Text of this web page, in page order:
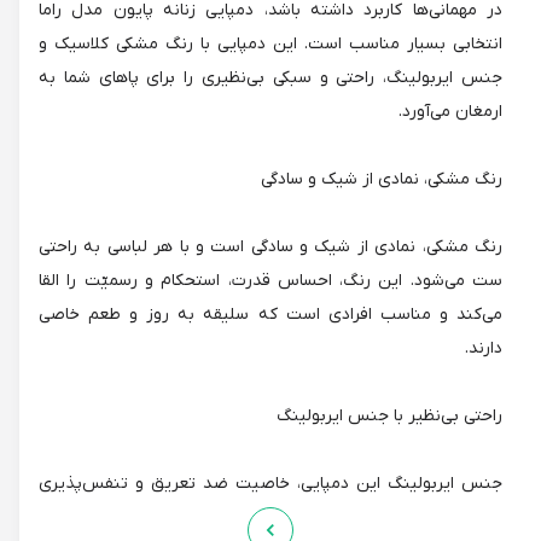
در مهمانی‌ها کاربرد داشته باشد، دمپایی زنانه پایون مدل راما
انتخابی بسیار مناسب است. این دمپایی با رنگ مشکی کلاسیک و
جنس ایربولینگ، راحتی و سبکی بی‌نظیری را برای پاهای شما به
ارمغان می‌آورد.
رنگ مشکی، نمادی از شیک و سادگی
رنگ مشکی، نمادی از شیک و سادگی است و با هر لباسی به راحتی
ست می‌شود. این رنگ، احساس قدرت، استحکام و رسمیّت را القا
می‌کند و مناسب افرادی است که سلیقه به روز و طعم خاصی
دارند.
راحتی بی‌نظیر با جنس ایربولینگ
جنس ایربولینگ این دمپایی، خاصیت ضد تعریق و تنفس‌پذیری
بالایی دارد که پاهای شما را در تمام طول روز خنک و تازه نگه